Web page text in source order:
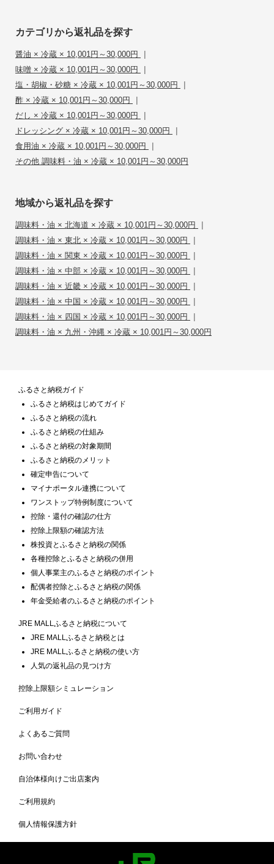
カテゴリから返礼品を探す
醤油 × 冷蔵 × 10,001円～30,000円 |
味噌 × 冷蔵 × 10,001円～30,000円 |
塩・胡椒・砂糖 × 冷蔵 × 10,001円～30,000円 |
酢 × 冷蔵 × 10,001円～30,000円 |
だし × 冷蔵 × 10,001円～30,000円 |
ドレッシング × 冷蔵 × 10,001円～30,000円 |
食用油 × 冷蔵 × 10,001円～30,000円 |
その他 調味料・油 × 冷蔵 × 10,001円～30,000円
地域から返礼品を探す
調味料・油 × 北海道 × 冷蔵 × 10,001円～30,000円 |
調味料・油 × 東北 × 冷蔵 × 10,001円～30,000円 |
調味料・油 × 関東 × 冷蔵 × 10,001円～30,000円 |
調味料・油 × 中部 × 冷蔵 × 10,001円～30,000円 |
調味料・油 × 近畿 × 冷蔵 × 10,001円～30,000円 |
調味料・油 × 中国 × 冷蔵 × 10,001円～30,000円 |
調味料・油 × 四国 × 冷蔵 × 10,001円～30,000円 |
調味料・油 × 九州・沖縄 × 冷蔵 × 10,001円～30,000円
ふるさと納税ガイド
ふるさと納税はじめてガイド
ふるさと納税の流れ
ふるさと納税の仕組み
ふるさと納税の対象期間
ふるさと納税のメリット
確定申告について
マイナポータル連携について
ワンストップ特例制度について
控除・還付の確認の仕方
控除上限額の確認方法
株投資とふるさと納税の関係
各種控除とふるさと納税の併用
個人事業主のふるさと納税のポイント
配偶者控除とふるさと納税の関係
年金受給者のふるさと納税のポイント
JRE MALLふるさと納税について
JRE MALLふるさと納税とは
JRE MALLふるさと納税の使い方
人気の返礼品の見つけ方
控除上限額シミュレーション
ご利用ガイド
よくあるご質問
お問い合わせ
自治体様向けご出店案内
ご利用規約
個人情報保護方針